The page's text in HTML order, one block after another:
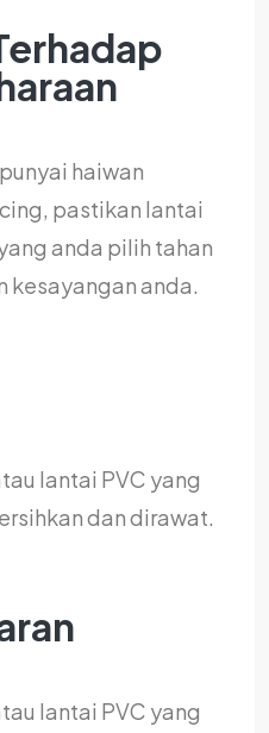
haiwan
pastikan lantai
anda pilih tahan
kesayangan anda.
lantai PVC yang
dan dirawat.
lantai PVC yang